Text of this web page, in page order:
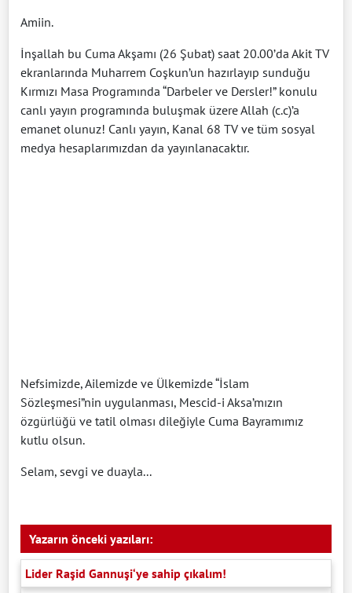
Amiin.
İnşallah bu Cuma Akşamı (26 Şubat) saat 20.00’da Akit TV
ekranlarında Muharrem Coşkun’un hazırlayıp sunduğu
Kırmızı Masa Programında “Darbeler ve Dersler!” konulu
canlı yayın programında buluşmak üzere Allah (c.c)’a
emanet olunuz! Canlı yayın, Kanal 68 TV ve tüm sosyal
medya hesaplarımızdan da yayınlanacaktır.
Nefsimizde, Ailemizde ve Ülkemizde “İslam
Sözleşmesi”nin uygulanması, Mescid-i Aksa’mızın
özgürlüğü ve tatil olması dileğiyle Cuma Bayramımız
kutlu olsun.
Selam, sevgi ve duayla...
Yazarın önceki yazıları:
Lider Raşid Gannuşi‘ye sahip çıkalım!